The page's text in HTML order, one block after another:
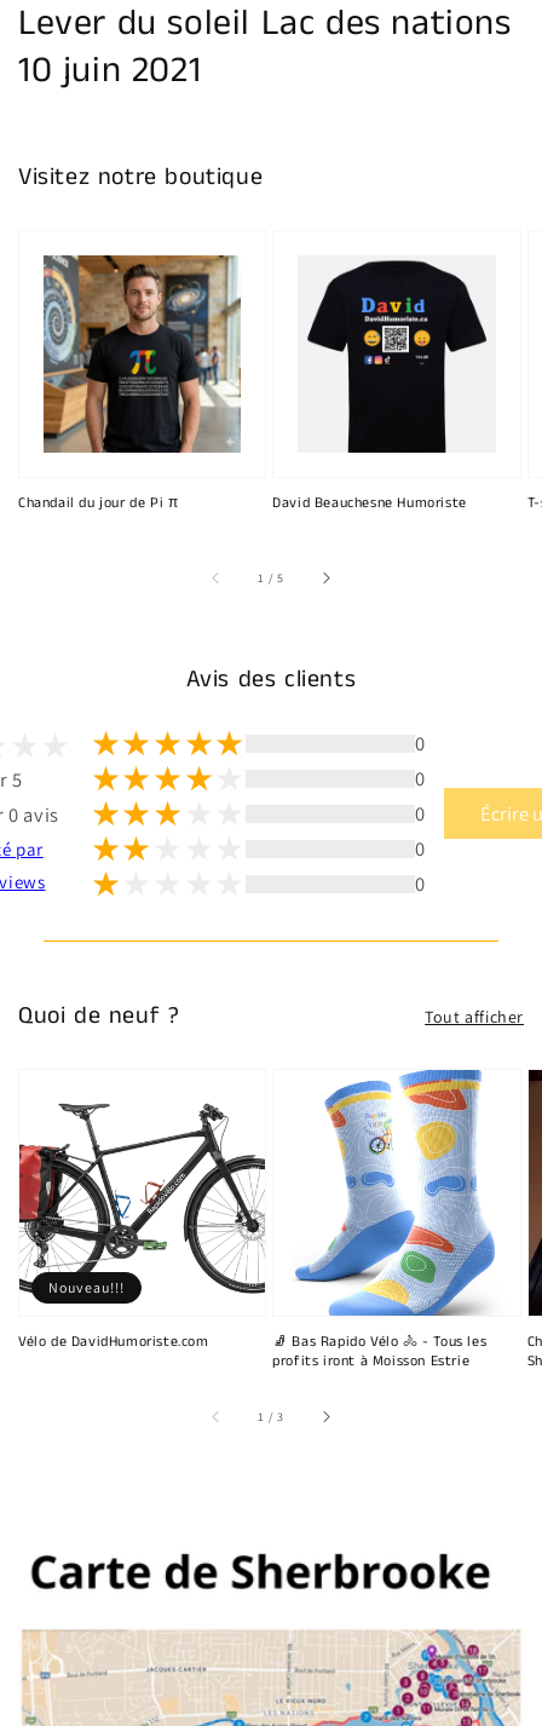
Lever du soleil Lac des nations
10 juin 2021
Visitez notre boutique
Chandail du jour de Pi π David Beauchesne Humoriste
1 /sur
5
Avis des clients
5
0 avis
par
0
0
0
0
0
Écrire
Quoi de neuf ? Tout afficher
Vélo de DavidHumoriste.com
Nouveau!!!
🧦 Bas Rapido Vélo 🚴 - Tous les
profits iront à Moisson Estrie
1 /sur
3